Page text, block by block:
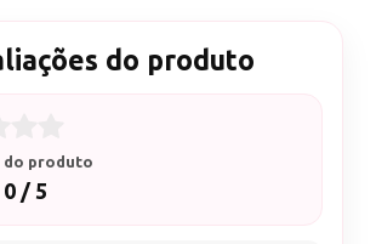
do produto
do produto
/ 5